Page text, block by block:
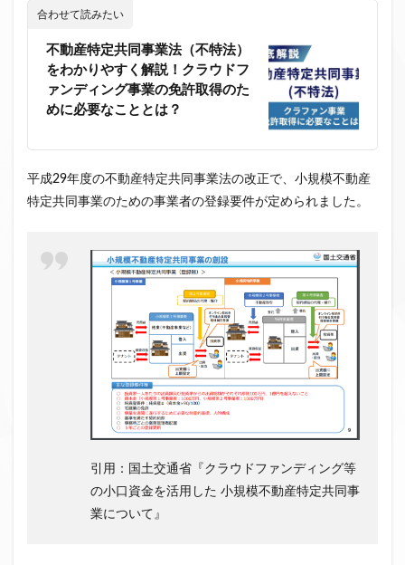
合わせて読みたい
不動産特定共同事業法（不特法）
をわかりやすく解説！クラウドフ
ァンディング事業の免許取得のた
めに必要なこととは？
平成29年度の不動産特定共同事業法の改正で、小規模不動産
特定共同事業のための事業者の登録要件が定められました。
引用：国土交通省『クラウドファンディング等
の小口資金を活用した 小規模不動産特定共同事
業について』